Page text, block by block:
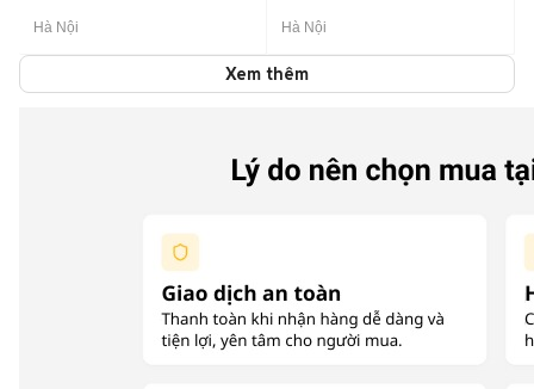
Hà Nội Hà Nội
Xem thêm